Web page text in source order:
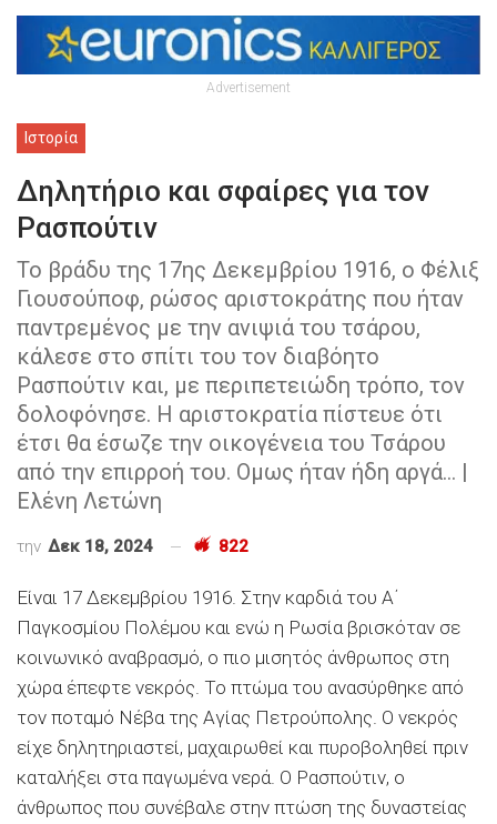
Advertisement
Ιστορία
Δηλητήριο και σφαίρες για τον
Ρασπούτιν
Το βράδυ της 17ης Δεκεμβρίου 1916, ο Φέλιξ
Γιουσούποφ, ρώσος αριστοκράτης που ήταν
παντρεμένος με την ανιψιά του τσάρου,
κάλεσε στο σπίτι του τον διαβόητο
Ρασπούτιν και, με περιπετειώδη τρόπο, τον
δολοφόνησε. Η αριστοκρατία πίστευε ότι
έτσι θα έσωζε την οικογένεια του Τσάρου
από την επιρροή του. Ομως ήταν ήδη αργά... |
Ελένη Λετώνη
την Δεκ 18, 2024 822
Είναι 17 Δεκεμβρίου 1916. Στην καρδιά του Α΄
Παγκοσμίου Πολέμου και ενώ η Ρωσία βρισκόταν σε
κοινωνικό αναβρασμό, ο πιο μισητός άνθρωπος στη
χώρα έπεφτε νεκρός. Το πτώμα του ανασύρθηκε από
τον ποταμό Νέβα της Αγίας Πετρούπολης. Ο νεκρός
είχε δηλητηριαστεί, μαχαιρωθεί και πυροβοληθεί πριν
καταλήξει στα παγωμένα νερά. Ο Ρασπούτιν, ο
άνθρωπος που συνέβαλε στην πτώση της δυναστείας